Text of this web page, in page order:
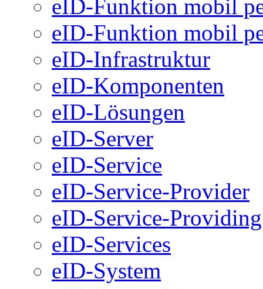
eID-Funktion mobil
eID-Funktion mobil
eID-Infrastruktur
eID-Komponenten
eID-Lösungen
eID-Server
eID-Service
eID-Service-Provider
eID-Service-Providing
eID-Services
eID-System